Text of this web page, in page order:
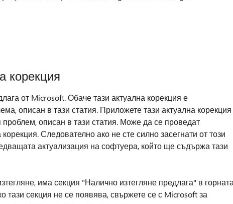
корекция
от Microsoft. Обаче тази актуална корекция е
описан в тази статия. Приложете тази актуална корекция
описан в тази статия. Може да се проведат
Следователно ако не сте силно засегнати от този
актуализация на софтуера, който ще съдържа тази
има секция "Налично изтегляне предлага" в
тази секция не се появява, свържете се с Microsoft за